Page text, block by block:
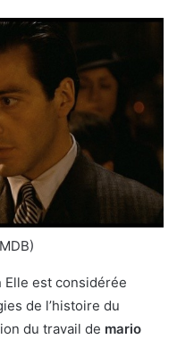
Elle est considérée
de l’histoire du
du travail de mario